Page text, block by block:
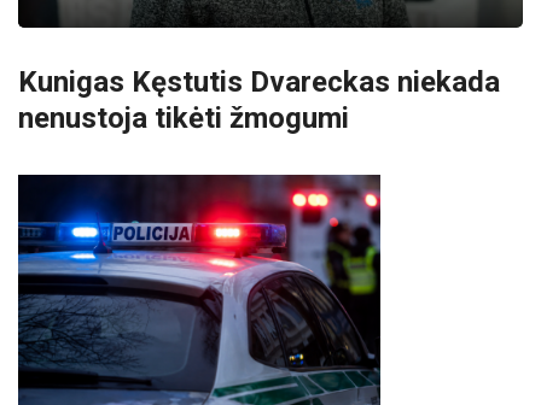
Kunigas Kęstutis Dvareckas niekada
nenustoja tikėti žmogumi